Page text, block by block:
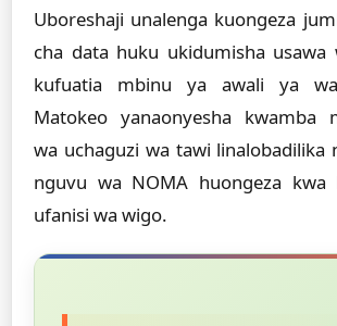
Uboreshaji unalenga kuongeza
cha data huku ukidumisha usawa
kufuatia mbinu ya awali ya
Matokeo yanaonyesha kwamba
wa uchaguzi wa tawi linalobadilika
nguvu wa NOMA huongeza kwa
ufanisi wa wigo.